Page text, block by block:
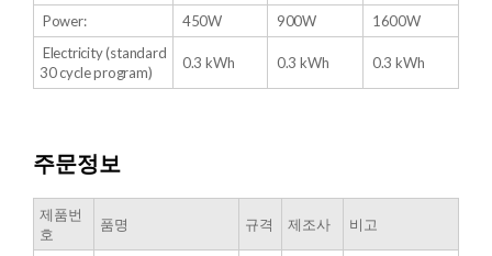
Power:
450W 900W
1600W
Electricity (standard
30 cycle program)
0.3 kWh 0.3 kWh 0.3 kWh
주문정보
​제품번
호
품명 규격 제조사 비고